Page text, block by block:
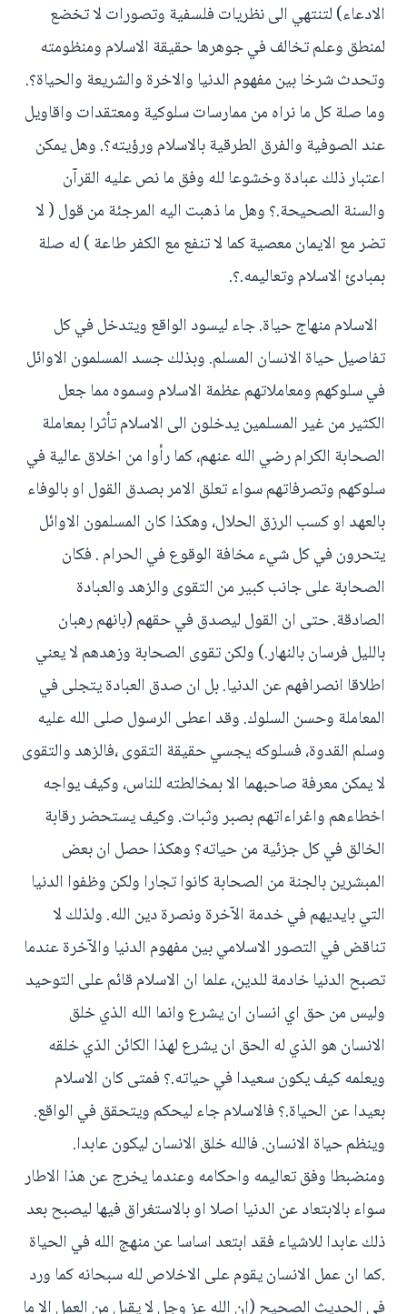
الادعاء) لتنتهي الى نظريات فلسفية وتصورات لا تخضع
لمنطق وعلم تخالف في جوهرها حقيقة الاسلام ومنظومته
وتحدث شرخا بين مفهوم الدنيا والاخرة والشريعة والحياة؟.
وما صلة كل ما نراه من ممارسات سلوكية ومعتقدات واقاويل
عند الصوفية والفرق الطرقية بالاسلام ورؤيته؟. وهل يمكن
اعتبار ذلك عبادة وخشوعا لله وفق ما نص عليه القرآن
والسنة الصحيحة.؟ وهل ما ذهبت اليه المرجئة من قول ( لا
تضر مع الايمان معصية كما لا تنفع مع الكفر طاعة ) له صلة
بمبادئ الاسلام وتعاليمه.؟.
الاسلام منهاج حياة. جاء ليسود الواقع ويتدخل في كل
تفاصيل حياة الانسان المسلم. وبذلك جسد المسلمون الاوائل
في سلوكهم ومعاملاتهم عظمة الاسلام وسموه مما جعل
الكثير من غير المسلمين يدخلون الى الاسلام تأثرا بمعاملة
الصحابة الكرام رضي الله عنهم، كما رأوا من اخلاق عالية في
سلوكهم وتصرفاتهم سواء تعلق الامر بصدق القول او بالوفاء
بالعهد او كسب الرزق الحلال، وهكذا كان المسلمون الاوائل
يتحرون في كل شيء مخافة الوقوع في الحرام . فكان
الصحابة على جانب كبير من التقوى والزهد والعبادة
الصادقة. حتى ان القول ليصدق في حقهم (بانهم رهبان
بالليل فرسان بالنهار.) ولكن تقوى الصحابة وزهدهم لا يعني
اطلاقا انصرافهم عن الدنيا. بل ان صدق العبادة يتجلى في
المعاملة وحسن السلوك. وقد اعطى الرسول صلى الله عليه
وسلم القدوة، فسلوكه يجسي حقيقة التقوى ،فالزهد والتقوى
لا يمكن معرفة صاحبهما الا بمخالطته للناس، وكيف يواجه
اخطاءهم واغراءاتهم بصبر وثبات. وكيف يستحضر رقابة
الخالق في كل جزئية من حياته؟ وهكذا حصل ان بعض
المبشرين بالجنة من الصحابة كانوا تجارا ولكن وظفوا الدنيا
التي بايديهم في خدمة الآخرة ونصرة دين الله. ولذلك لا
تناقض في التصور الاسلامي بين مفهوم الدنيا والآخرة عندما
تصبح الدنيا خادمة للدين، علما ان الاسلام قائم على التوحيد
وليس من حق اي انسان ان يشرع وانما الله الذي خلق
الانسان هو الذي له الحق ان يشرع لهذا الكائن الذي خلقه
ويعلمه كيف يكون سعيدا في حياته.؟ فمتى كان الاسلام
بعيدا عن الحياة.؟ فالاسلام جاء ليحكم ويتحقق في الواقع.
وينظم حياة الانسان. فالله خلق الانسان ليكون عابدا.
ومنضبطا وفق تعاليمه واحكامه وعندما يخرج عن هذا الاطار
سواء بالابتعاد عن الدنيا اصلا او بالاستغراق فيها ليصبح بعد
ذلك عابدا للاشياء فقد ابتعد اساسا عن منهج الله في الحياة
.كما ان عمل الانسان يقوم على الاخلاص لله سبحانه كما ورد